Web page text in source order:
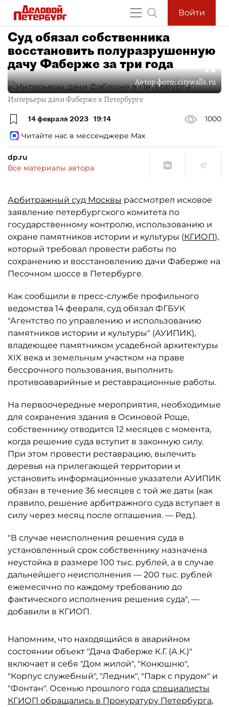
Войти
Суд обязал собственника
восстановить полуразрушенную
дачу Фаберже за три года
Автор фото:citywalls.ru
Интерьеры дачи Фаберже в Петербурге
14 февраля 2023 19:14
1000
Читайте нас в мессенджере Max
dp.ru
Все материалы автора
Арбитражный суд Москвы рассмотрел исковое
заявление петербургского комитета по
государственному контролю, использованию и
охране памятников истории и культуры (КГИОП),
который требовал провести работы по
сохранению и восстановлению дачи Фаберже на
Песочном шоссе в Петербурге.
Как сообщили в пресс-службе профильного
ведомства 14 февраля, суд обязал ФГБУК
"Агентство по управлению и использованию
памятников истории и культуры" (АУИПИК),
владеющее памятником усадебной архитектуры
XIX века и земельным участком на праве
бессрочного пользования, выполнить
противоаварийные и реставрационные работы.
На первоочередные мероприятия, необходимые
для сохранения здания в Осиновой Роще,
собственнику отводится 12 месяцев с момента,
когда решение суда вступит в законную силу.
При этом провести реставрацию, вылечить
деревья на прилегающей территории и
установить информационные указатели АУИПИК
обязан в течение 36 месяцев с той же даты (как
правило, решение арбитражного суда вступает в
силу через месяц после оглашения. — Ред.).
"В случае неисполнения решения суда в
установленный срок собственнику назначена
неустойка в размере 100 тыс. рублей, а в случае
дальнейшего неисполнения — 200 тыс. рублей
ежемесячно по каждому требованию до
фактического исполнения решения суда", —
добавили в КГИОП.
Напомним, что находящийся в аварийном
состоянии объект "Дача Фаберже К.Г. (А.К.)"
включает в себя "Дом жилой", "Конюшню",
"Корпус служебный", "Ледник", "Парк с прудом" и
"Фонтан". Осенью прошлого года специалисты
КГИОП обращались в Прокуратуру Петербурга,